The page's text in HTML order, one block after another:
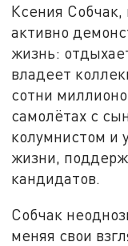
Ксения Собчак,
активно
жизнь:
владеет
сотни
самолётах с
колумнистом и
жизни,
кандидатов.
Собчак
меняя свои